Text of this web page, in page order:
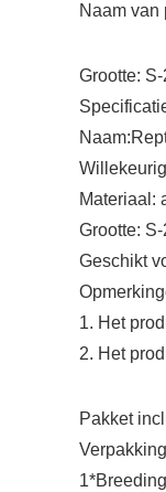
Naam van
Grootte:
Materiaal:
Grootte:
Geschikt
1. Het
2. Het
Pakket